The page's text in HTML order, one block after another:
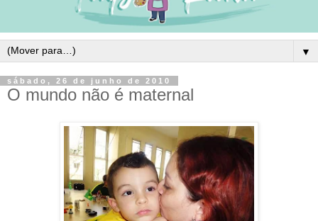
▼
sábado, 26 de junho de 2010
O mundo não é maternal